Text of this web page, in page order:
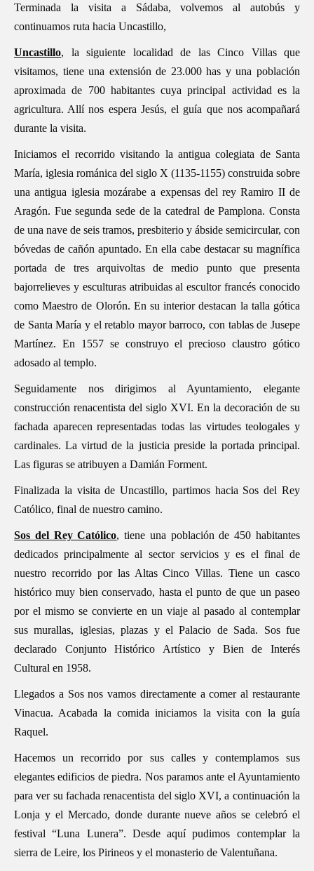
Terminada la visita a Sádaba, volvemos al autobús y
continuamos ruta hacia Uncastillo,
Uncastillo, la siguiente localidad de las Cinco Villas que
visitamos, tiene una extensión de 23.000 has y una población
aproximada de 700 habitantes cuya principal actividad es la
agricultura. Allí nos espera Jesús, el guía que nos acompañará
durante la visita.
Iniciamos el recorrido visitando la antigua colegiata de Santa
María, iglesia románica del siglo X (1135-1155) construida sobre
una antigua iglesia mozárabe a expensas del rey Ramiro II de
Aragón. Fue segunda sede de la catedral de Pamplona. Consta
de una nave de seis tramos, presbiterio y ábside semicircular, con
bóvedas de cañón apuntado. En ella cabe destacar su magnífica
portada de tres arquivoltas de medio punto que presenta
bajorrelieves y esculturas atribuidas al escultor francés conocido
como Maestro de Olorón. En su interior destacan la talla gótica
de Santa María y el retablo mayor barroco, con tablas de Jusepe
Martínez. En 1557 se construyo el precioso claustro gótico
adosado al templo.
Seguidamente nos dirigimos al Ayuntamiento, elegante
construcción renacentista del siglo XVI. En la decoración de su
fachada aparecen representadas todas las virtudes teologales y
cardinales. La virtud de la justicia preside la portada principal.
Las figuras se atribuyen a Damián Forment.
Finalizada la visita de Uncastillo, partimos hacia Sos del Rey
Católico, final de nuestro camino.
Sos del Rey Católico, tiene una población de 450 habitantes
dedicados principalmente al sector servicios y es el final de
nuestro recorrido por las Altas Cinco Villas. Tiene un casco
histórico muy bien conservado, hasta el punto de que un paseo
por el mismo se convierte en un viaje al pasado al contemplar
sus murallas, iglesias, plazas y el Palacio de Sada. Sos fue
declarado Conjunto Histórico Artístico y Bien de Interés
Cultural en 1958.
Llegados a Sos nos vamos directamente a comer al restaurante
Vinacua. Acabada la comida iniciamos la visita con la guía
Raquel.
Hacemos un recorrido por sus calles y contemplamos sus
elegantes edificios de piedra. Nos paramos ante el Ayuntamiento
para ver su fachada renacentista del siglo XVI, a continuación la
Lonja y el Mercado, donde durante nueve años se celebró el
festival “Luna Lunera”. Desde aquí pudimos contemplar la
sierra de Leire, los Pirineos y el monasterio de Valentuñana.